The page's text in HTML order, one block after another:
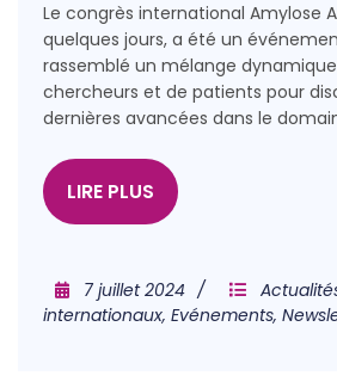
Le congrès international Amylose
quelques jours, a été un
rassemblé un mélange
chercheurs et de patients pour
dernières avancées dans le
LIRE PLUS
7 juillet 2024
internationaux, Evénements,